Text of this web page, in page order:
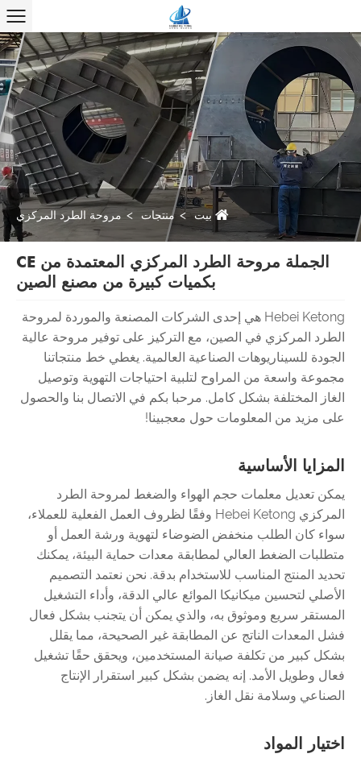
بيت منتجات مروحة الطرد المركزي
الجملة مروحة الطرد المركزي المعتمدة من CE
بكميات كبيرة من مصنع الصين
Hebei Ketong هي إحدى الشركات المصنعة والموردة لمروحة
الطرد المركزي في الصين، مع التركيز على توفير مروحة عالية
الجودة للسيناريوهات الصناعية العالمية. يغطي خط منتجاتنا
مجموعة واسعة من المراوح لتلبية احتياجات التهوية وتوصيل
الغاز المختلفة بشكل كامل. مرحبا بكم في الاتصال بنا والحصول
على مزيد من المعلومات حول معجبينا!
المزايا الأساسية
يمكن تعديل معلمات حجم الهواء والضغط لمروحة الطرد
المركزي Hebei Ketong وفقًا لظروف العمل الفعلية للعملاء،
سواء كان الطلب منخفض الضوضاء لتهوية ورشة العمل أو
متطلبات الضغط العالي لمطابقة معدات حماية البيئة، يمكنك
تحديد المنتج المناسب للاستخدام بدقة. نحن نعتمد التصميم
الأصلي لتحسين ميكانيكا الموائع عالي الدقة، وأداء التشغيل
المستقر سريع وموثوق به، والذي يمكن أن يتجنب بشكل فعال
فشل المعدات الناتج عن المطابقة غير الصحيحة، مما يقلل
بشكل كبير من تكلفة صيانة المستخدمين، ويحقق حقًا تشغيل
فعال وطويل الأمد. إنه يضمن بشكل كبير استقرار الإنتاج
الصناعي وسلامة نقل الغاز.
اختيار المواد